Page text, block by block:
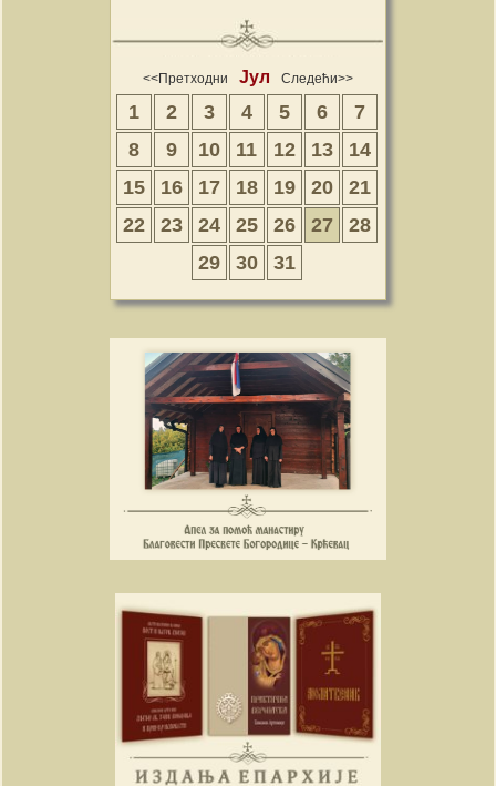
<<Претходни Јул Следећи>>
1 2 3 4 5 6
7
8
9 10 11 12 13
14
15
16 17 18 19 20
21
22
23 24 25 26 27
28
29
30 31